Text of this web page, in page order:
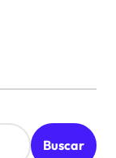
Buscar